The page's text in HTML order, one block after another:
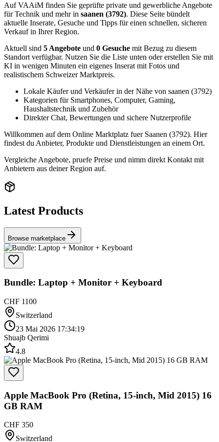
Auf VAAiM finden Sie geprüfte private und gewerbliche Angebote
für Technik und mehr in saanen (3792). Diese Seite bündelt
aktuelle Inserate, Gesuche und Tipps für einen schnellen, sicheren
Verkauf in Ihrer Region.
Aktuell sind 5 Angebote und 0 Gesuche mit Bezug zu diesem
Standort verfügbar. Nutzen Sie die Liste unten oder erstellen Sie mit
KI in wenigen Minuten ein eigenes Inserat mit Fotos und
realistischem Schweizer Marktpreis.
Lokale Käufer und Verkäufer in der Nähe von saanen (3792)
Kategorien für Smartphones, Computer, Gaming,
Haushaltstechnik und Zubehör
Direkter Chat, Bewertungen und sichere Nutzerprofile
Willkommen auf dem Online Marktplatz fuer Saanen (3792). Hier
findest du Anbieter, Produkte und Dienstleistungen an einem Ort.
Vergleiche Angebote, pruefe Preise und nimm direkt Kontakt mit
Anbietern aus deiner Region auf.
Latest Products
Browse marketplace
Bundle: Laptop + Monitor + Keyboard
CHF 1100
Switzerland
23 Mai 2026 17:34:19
Shuajb Qerimi
4.8
Apple MacBook Pro (Retina, 15-inch, Mid 2015) 16
GB RAM
CHF 350
Switzerland